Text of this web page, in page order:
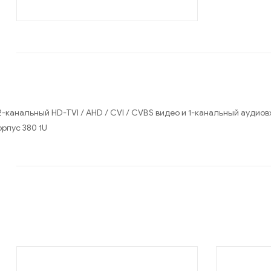
канальный HD-TVI / AHD / CVI / CVBS видео и 1-канальный
380 1U